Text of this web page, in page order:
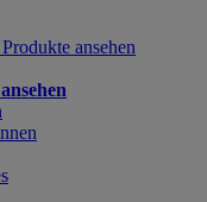
ansehen